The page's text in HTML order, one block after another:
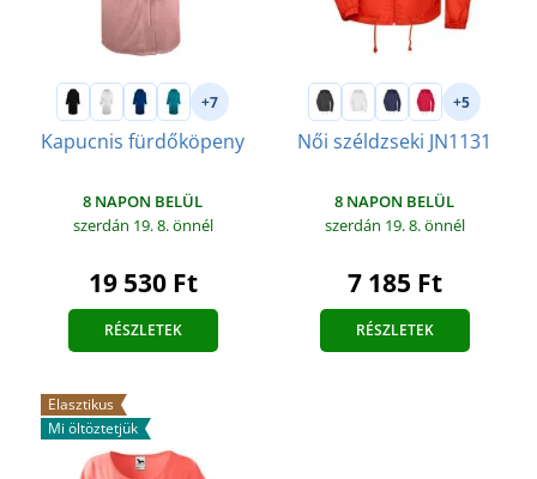
+7
Kapucnis fürdőköpeny
8 NAPON BELÜL
szerdán 19. 8.önnél
19 530 Ft
RÉSZLETEK
+5
Női széldzseki JN1131
8 NAPON BELÜL
szerdán 19. 8.önnél
7 185 Ft
RÉSZLETEK
Elasztikus
Mi öltöztetjük